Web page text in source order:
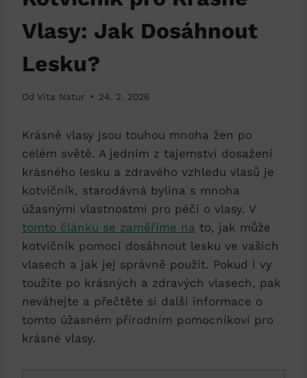
Vlasy: Jak Dosáhnout
Lesku?
Od Vita Natur 24. 2. 2026
Krásné vlasy jsou touhou mnoha žen po
celém světě. A jedním z tajemství dosažení
krásného lesku a zdravého vzhledu vlasů je
kotvičník, starodávná bylina s mnoha
úžasnými vlastnostmi pro péči o vlasy. V
tomto článku se zaměříme na to, jak může
kotvičník pomoci dosáhnout lesku ve vašich
vlasech a jak jej správně použít. Pokud i vy
toužíte po krásných a zdravých vlasech, pak
neváhejte a přečtěte si další informace o
tomto úžasném přírodním pomocníkovi pro
krásné vlasy.